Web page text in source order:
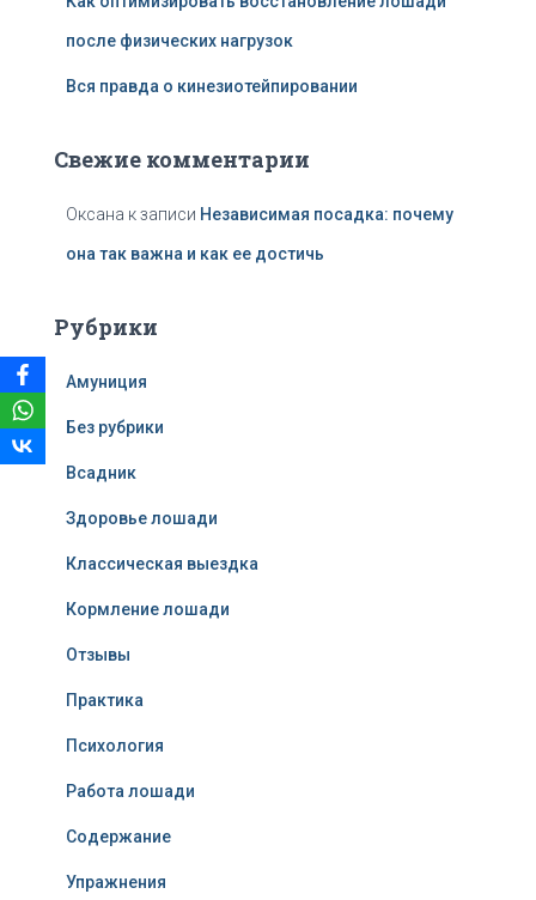
после физических нагрузок
Вся правда о кинезиотейпировании
Свежие комментарии
Оксана к записи Независимая посадка: почему
она так важна и как ее достичь
Рубрики
Амуниция
Без рубрики
Всадник
Здоровье лошади
Классическая выездка
Кормление лошади
Отзывы
Практика
Психология
Работа лошади
Содержание
Упражнения